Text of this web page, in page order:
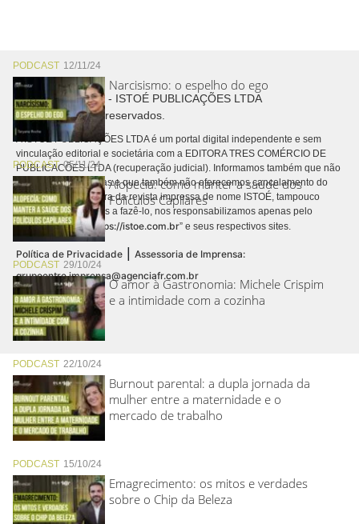
PODCAST 12/11/24
Narcisismo: o espelho do ego
PODCAST05/11/24
Alopecia: como manter a saúde dos
Folículos Capilares
PODCAST 29/10/24
O amor à Gastronomia: Michele Crispim
e a intimidade com a cozinha
PODCAST 22/10/24
Burnout parental: a dupla jornada da
mulher entre a maternidade e o
mercado de trabalho
PODCAST 15/10/24
Emagrecimento: os mitos e verdades
sobre o Chip da Beleza
Copyright © 2026 - ISTOÉ PUBLICAÇÕES LTDA
Todos os direitos reservados.
A ISTOÉ PUBLICAÇÕES LTDA é um portal digital independente e sem
vinculação editorial e societária com a EDITORA TRES COMÉRCIO DE
PUBLICACÕES LTDA (recuperação judicial). Informamos também que não
realizamos cobranças e que também não oferecemos cancelamento do
contrato de assinatura da revista impressa de nome ISTOÉ, tampouco
autorizamos terceiros a fazê-lo, nos responsabilizamos apenas pelo
conteúdo digital “https://istoe.com.br” e seus respectivos sites.
Política de Privacidade | Assessoria de Imprensa:
grupoentre.imprensa@agenciafr.com.br